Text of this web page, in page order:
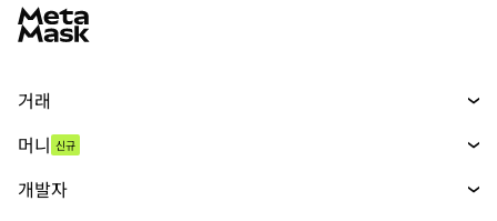
거래
무기한 선물
머니 신규
개발자